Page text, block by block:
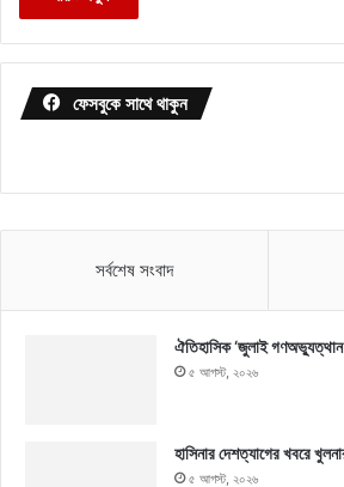
ফেসবুকে সাথে থাকুন
সর্বশেষ সংবাদ
ঐতিহাসিক ‘জুলাই
৫ আগস্ট, ২০২৬
হাসিনার দেশত্যাগের খবরে
৫ আগস্ট, ২০২৬